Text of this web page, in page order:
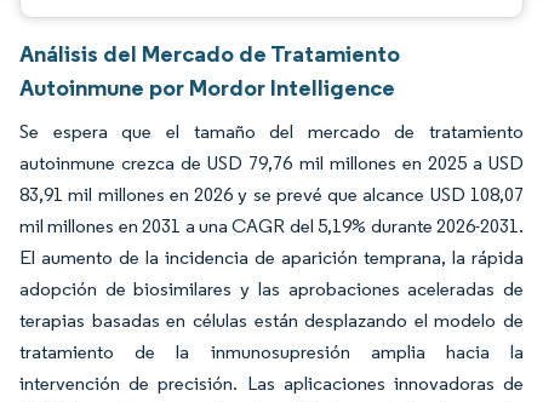
Análisis del Mercado de Tratamiento
Autoinmune por Mordor Intelligence
Se espera que el tamaño del mercado de tratamiento
autoinmune crezca de USD 79,76 mil millones en 2025 a USD
83,91 mil millones en 2026 y se prevé que alcance USD 108,07
mil millones en 2031 a una CAGR del 5,19% durante 2026-2031.
El aumento de la incidencia de aparición temprana, la rápida
adopción de biosimilares y las aprobaciones aceleradas de
terapias basadas en células están desplazando el modelo de
tratamiento de la inmunosupresión amplia hacia la
intervención de precisión. Las aplicaciones innovadoras de